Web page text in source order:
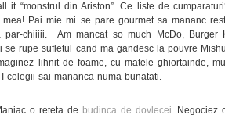
it “monstrul din Ariston”. Ce liste de
Pai mie mi se pare gourmet sa mananc
chiiiii. Am mancat so much McDo, Burger
rupe sufletul cand ma gandesc la pouvre
lihnit de foame, cu matele ghiortainde,
colegii sai mananca numa bunatati.
o reteta de budinca de dovlecei . Negociez